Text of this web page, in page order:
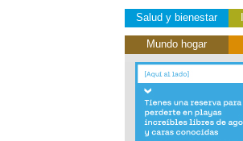
Salud y bienestar
Mundo hogar